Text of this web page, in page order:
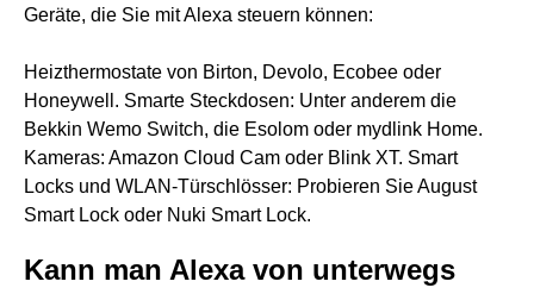
Geräte, die Sie mit Alexa steuern können:
Heizthermostate von Birton, Devolo, Ecobee oder
Honeywell. Smarte Steckdosen: Unter anderem die
Bekkin Wemo Switch, die Esolom oder mydlink Home.
Kameras: Amazon Cloud Cam oder Blink XT. Smart
Locks und WLAN-Türschlösser: Probieren Sie August
Smart Lock oder Nuki Smart Lock.
Kann man Alexa von unterwegs